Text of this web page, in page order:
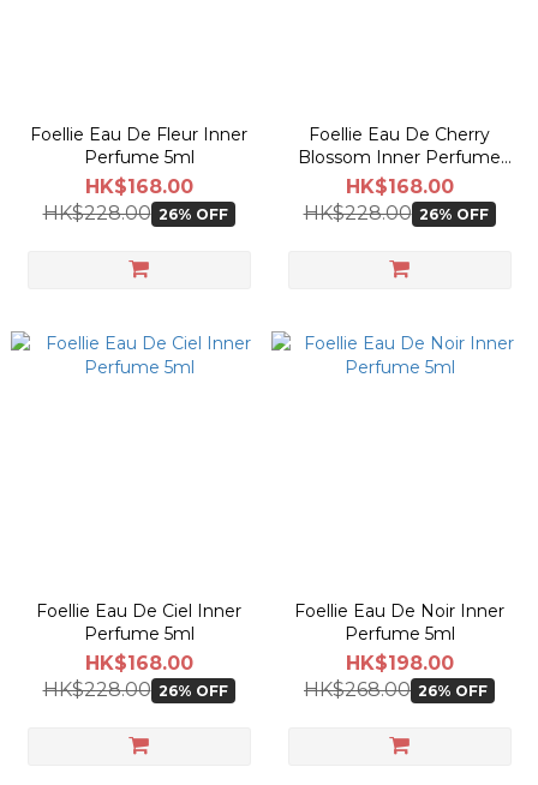
Foellie Eau De Fleur Inner
Perfume 5ml
HK$168.00
HK$228.00 26% OFF
Foellie Eau De Cherry
Blossom Inner Perfume
5ml
HK$168.00
HK$228.00 26% OFF
Foellie Eau De Ciel Inner
Perfume 5ml
HK$168.00
HK$228.00 26% OFF
Foellie Eau De Noir Inner
Perfume 5ml
HK$198.00
HK$268.00 26% OFF